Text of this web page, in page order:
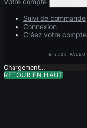
Votre compte
Suivi de commande
Connexion
Créez votre compte
Chargement...
RETOUR EN HAUT